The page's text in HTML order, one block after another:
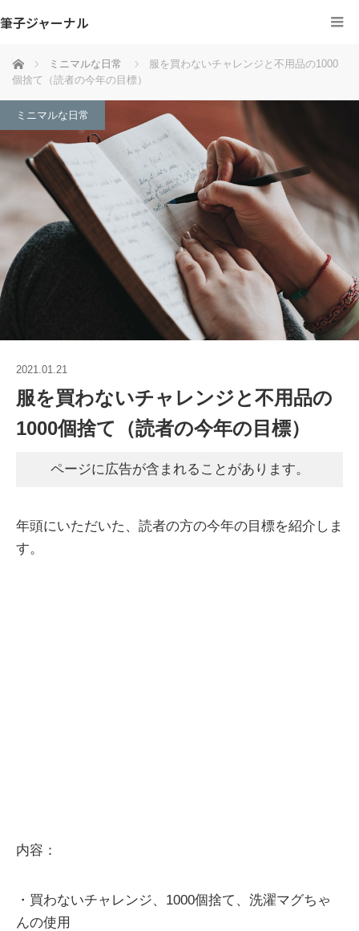
筆子ジャーナル
ホーム ミニマルな日常
服を買わないチャレンジと不用品の1000
個捨て（読者の今年の目標）
ミニマルな日常
2021.01.21
服を買わないチャレンジと不用品の
1000個捨て（読者の今年の目標）
ページに広告が含まれることがあります。
年頭にいただいた、読者の方の今年の目標を紹介しま
す。
内容：
・買わないチャレンジ、1000個捨て、洗濯マグちゃ
んの使用